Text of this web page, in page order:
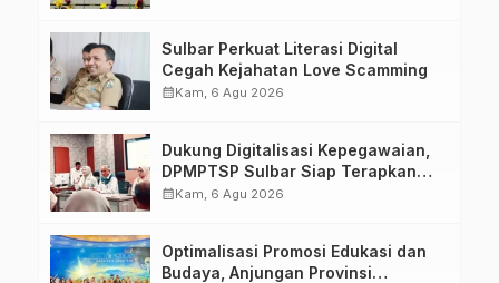
Sulbar Perkuat Literasi Digital
Cegah Kejahatan Love Scamming
calendar_monthKam, 6 Agu 2026
Dukung Digitalisasi Kepegawaian,
DPMPTSP Sulbar Siap Terapkan
Aplikasi FLEKSI ASN
calendar_monthKam, 6 Agu 2026
Optimalisasi Promosi Edukasi dan
Budaya, Anjungan Provinsi